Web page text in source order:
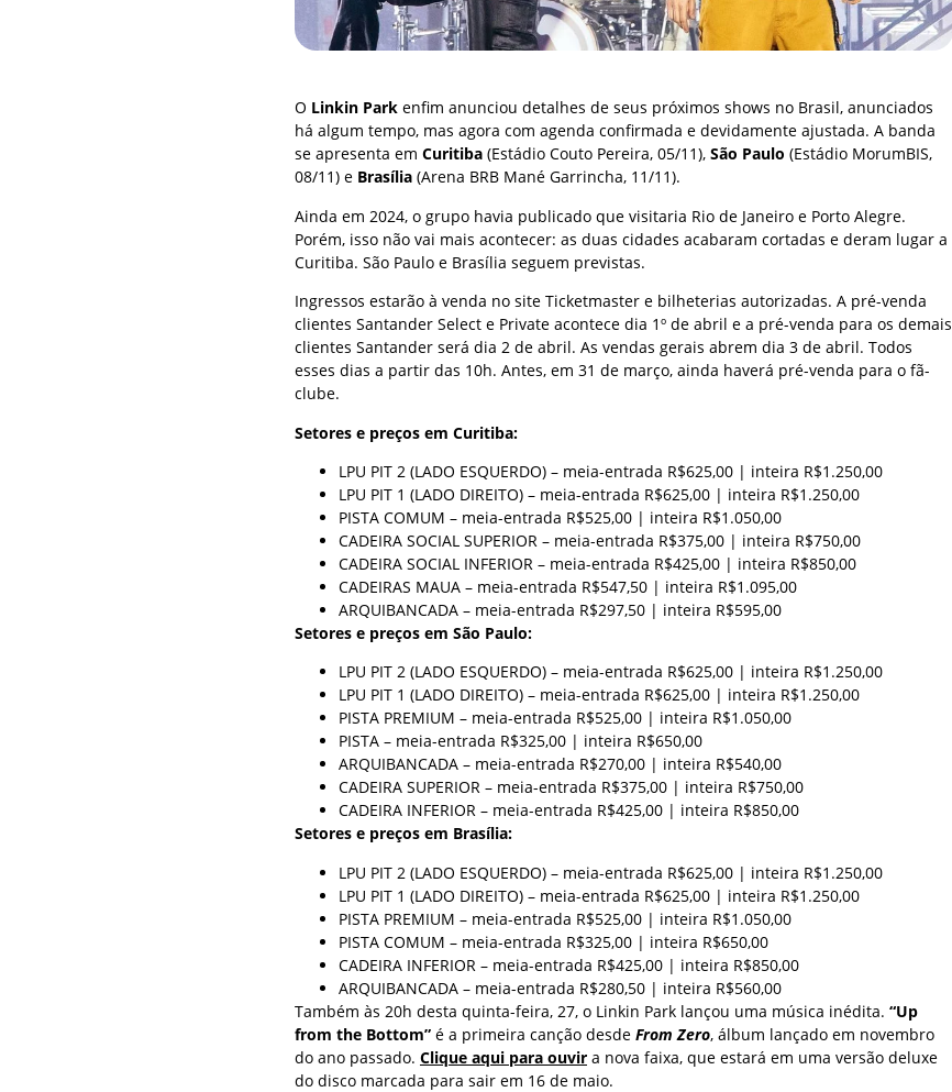
O Linkin Park enfim anunciou detalhes de seus próximos shows no Brasil, anunciados
há algum tempo, mas agora com agenda confirmada e devidamente ajustada. A banda
se apresenta em Curitiba (Estádio Couto Pereira, 05/11), São Paulo (Estádio MorumBIS,
08/11) e Brasília (Arena BRB Mané Garrincha, 11/11).
Ainda em 2024, o grupo havia publicado que visitaria Rio de Janeiro e Porto Alegre.
Porém, isso não vai mais acontecer: as duas cidades acabaram cortadas e deram lugar a
Curitiba. São Paulo e Brasília seguem previstas.
Ingressos estarão à venda no site Ticketmaster e bilheterias autorizadas. A pré-venda
clientes Santander Select e Private acontece dia 1º de abril e a pré-venda para os demais
clientes Santander será dia 2 de abril. As vendas gerais abrem dia 3 de abril. Todos
esses dias a partir das 10h. Antes, em 31 de março, ainda haverá pré-venda para o fã-
clube.
Setores e preços em Curitiba:
LPU PIT 2 (LADO ESQUERDO) – meia-entrada R$625,00 | inteira R$1.250,00
LPU PIT 1 (LADO DIREITO) – meia-entrada R$625,00 | inteira R$1.250,00
PISTA COMUM – meia-entrada R$525,00 | inteira R$1.050,00
CADEIRA SOCIAL SUPERIOR – meia-entrada R$375,00 | inteira R$750,00
CADEIRA SOCIAL INFERIOR – meia-entrada R$425,00 | inteira R$850,00
CADEIRAS MAUA – meia-entrada R$547,50 | inteira R$1.095,00
ARQUIBANCADA – meia-entrada R$297,50 | inteira R$595,00
Setores e preços em São Paulo:
LPU PIT 2 (LADO ESQUERDO) – meia-entrada R$625,00 | inteira R$1.250,00
LPU PIT 1 (LADO DIREITO) – meia-entrada R$625,00 | inteira R$1.250,00
PISTA PREMIUM – meia-entrada R$525,00 | inteira R$1.050,00
PISTA – meia-entrada R$325,00 | inteira R$650,00
ARQUIBANCADA – meia-entrada R$270,00 | inteira R$540,00
CADEIRA SUPERIOR – meia-entrada R$375,00 | inteira R$750,00
CADEIRA INFERIOR – meia-entrada R$425,00 | inteira R$850,00
Setores e preços em Brasília:
LPU PIT 2 (LADO ESQUERDO) – meia-entrada R$625,00 | inteira R$1.250,00
LPU PIT 1 (LADO DIREITO) – meia-entrada R$625,00 | inteira R$1.250,00
PISTA PREMIUM – meia-entrada R$525,00 | inteira R$1.050,00
PISTA COMUM – meia-entrada R$325,00 | inteira R$650,00
CADEIRA INFERIOR – meia-entrada R$425,00 | inteira R$850,00
ARQUIBANCADA – meia-entrada R$280,50 | inteira R$560,00
Também às 20h desta quinta-feira, 27, o Linkin Park lançou uma música inédita. “Up
from the Bottom” é a primeira canção desde From Zero, álbum lançado em novembro
do ano passado. Clique aqui para ouvir a nova faixa, que estará em uma versão deluxe
do disco marcada para sair em 16 de maio.